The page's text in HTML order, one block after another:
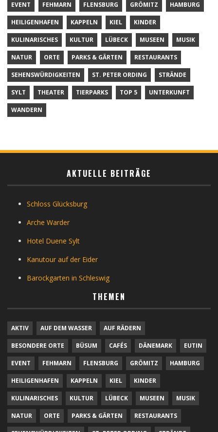
EVENT FEHMARN FLENSBURG GRÖMITZ HAMBURG
HEILIGENHAFEN KAPPELN KIEL KINDER
KULINARISCHES KULTUR LÜBECK MUSEEN MUSIK
NATUR ORTE PARKS & GÄRTEN RESTAURANTS
SEHENSWÜRDIGKEITEN ST. PETER ORDING STRÄNDE
SYLT THEATER TIERPARKS TOP 5 UNTERKUNFT
WANDERN
AKTUELLE BEITRÄGE
Schloss Glücksburg
Arche Warder
Hotel Duene Sylt
Kanutour auf der Eider
Barockgarten in Schleswig
THEMEN
AKTIV AUF DEM WASSER AUF RÄDERN
BESONDERE ORTE BÜSUM CAFÉS DÄNEMARK EUTIN
EVENT FEHMARN FLENSBURG GRÖMITZ HAMBURG
HEILIGENHAFEN KAPPELN KIEL KINDER
KULINARISCHES KULTUR LÜBECK MUSEEN MUSIK
NATUR ORTE PARKS & GÄRTEN RESTAURANTS